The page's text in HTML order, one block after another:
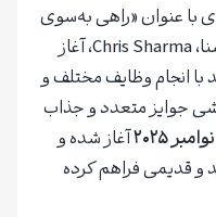
با عنوان «راهی به‌سوی
پیروزی» و با حضور شخصیت نام‌آشنا، Chris Sharma، آغاز
انجام وظایف مختلف و
جوایز متعدد و جذاب
آغاز شده و
و قدیمی فراهم کرده